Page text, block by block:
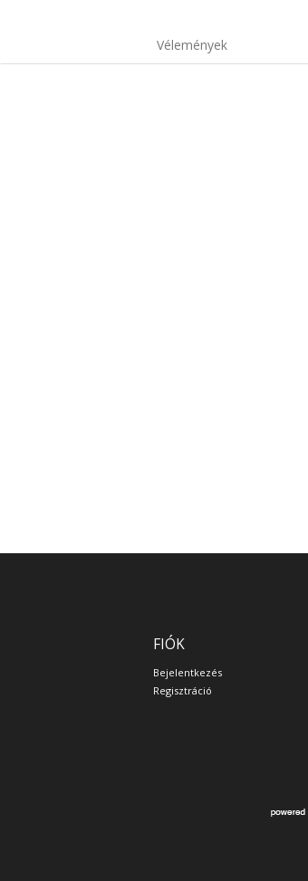
Vélemények
FIÓK
Bejelentkezés
Regisztráció